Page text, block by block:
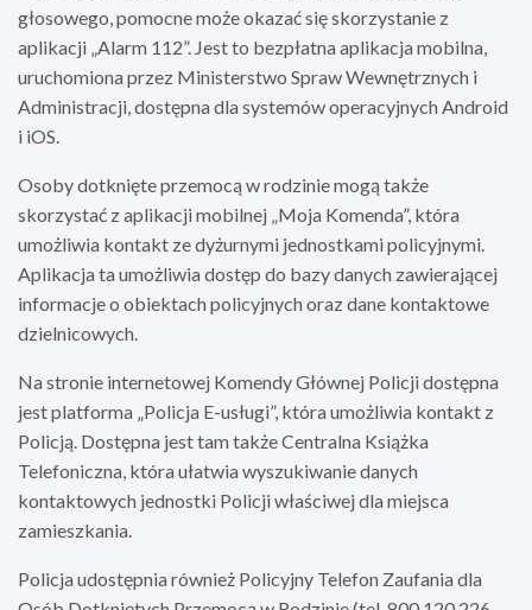
głosowego, pomocne może okazać się skorzystanie z
aplikacji „Alarm 112”. Jest to bezpłatna aplikacja mobilna,
uruchomiona przez Ministerstwo Spraw Wewnętrznych i
Administracji, dostępna dla systemów operacyjnych Android
i iOS.
Osoby dotknięte przemocą w rodzinie mogą także
skorzystać z aplikacji mobilnej „Moja Komenda”, która
umożliwia kontakt ze dyżurnymi jednostkami policyjnymi.
Aplikacja ta umożliwia dostęp do bazy danych zawierającej
informacje o obiektach policyjnych oraz dane kontaktowe
dzielnicowych.
Na stronie internetowej Komendy Głównej Policji dostępna
jest platforma „Policja E-usługi”, która umożliwia kontakt z
Policją. Dostępna jest tam także Centralna Książka
Telefoniczna, która ułatwia wyszukiwanie danych
kontaktowych jednostki Policji właściwej dla miejsca
zamieszkania.
Policja udostępnia również Policyjny Telefon Zaufania dla